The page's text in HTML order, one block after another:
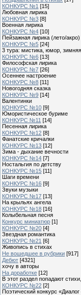
КОНКУРС №1 [15]
Любовная лирика
КОНКУРС №3 [8]
Военная лирика
КОНКУРС №4 [10]
Пейзажная лирика (лето/акро)
КОНКУРС №5 [24]
3 тура: мистика, юмор,
КОНКУРС №6 [13]
Философская лирика
КОНКУРС №7 [26]
Осеннее настроение
КОНКУРС №8 [11]
Новогодняя сказка
КОНКУРС №9 [14]
Валентинки
КОНКУРС №10 [9]
Юмористическое буриме
КОНКУРС №11 [14]
Песенная лирика
КОНКУРС №12 [8]
Фанатские кричалки
КОНКУРС №13 [12]
Зима - дыхание вечности
КОНКУРС №14 [7]
Ностальгия по детству
КОНКУРС №15 [11]
Шаги времени
КОНКУРС №16 [9]
Звуки музыки
КОНКУРС №17 [13]
На крыльях ангела
КОНКУРС №18 [16]
Колыбельная песня
Конкурс миниатюр [1]
КОНКУРС №20 [4]
Звездная романтика
КОНКУРС №21 [6]
Живопись в стихах
Не вошедшее в рубрики [917]
Дебют [4321]
хочу в авторы
На доработке [12]
В этот раздел попадают
КОНКУРС №22 [2]
Поэтический конкурс